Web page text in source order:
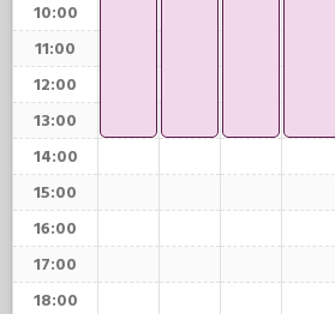
10:00
11:00
12:00
13:00
14:00
15:00
16:00
17:00
18:00